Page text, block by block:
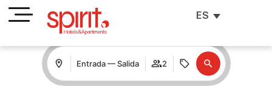
ES
Entrada — Salida 2